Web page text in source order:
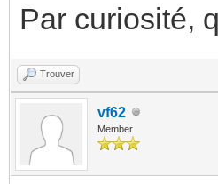
Par curiosité,
Trouver
vf62
Member